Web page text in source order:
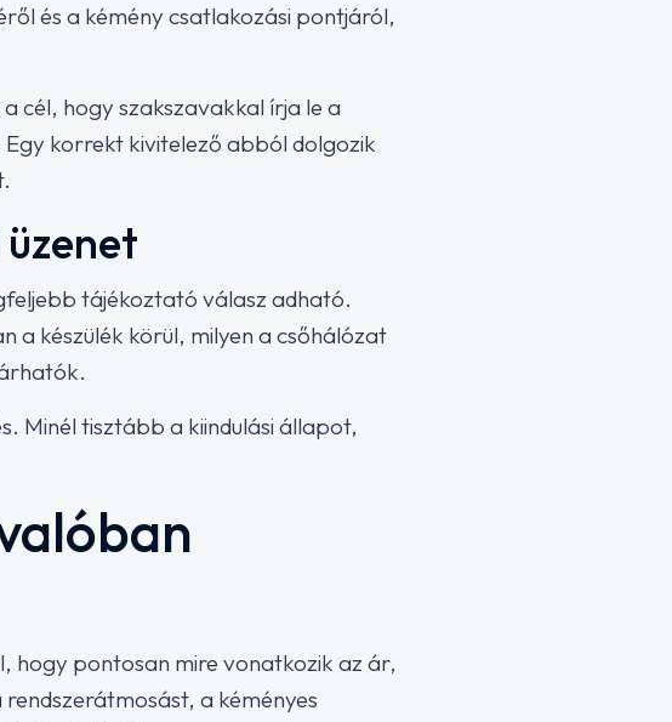
és a kémény csatlakozási pontjáról,
cél, hogy szakszavakkal írja le a
korrekt kivitelező abból dolgozik
tájékoztató válasz adható.
a készülék körül, milyen a csőhálózat
Minél tisztább a kiindulási állapot,
hogy pontosan mire vonatkozik az ár,
a kéményes